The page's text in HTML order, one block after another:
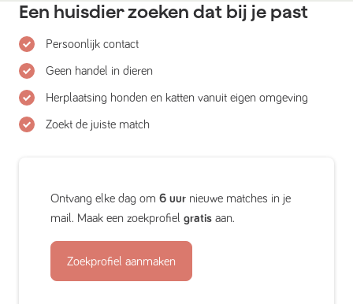
Een huisdier zoeken dat bij je past
Persoonlijk contact
Geen handel in dieren
Herplaatsing honden en katten vanuit eigen omgeving
Zoekt de juiste match
Ontvang elke dag om 6 uur nieuwe matches in je
mail. Maak een zoekprofiel gratis aan.
Zoekprofiel aanmaken